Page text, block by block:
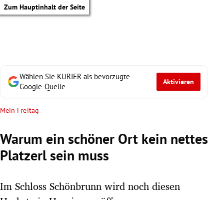
Zum Hauptinhalt der Seite
Wählen Sie KURIER als bevorzugte
Google-Quelle
Aktivieren
Mein Freitag
Warum ein schöner Ort kein nettes
Platzerl sein muss
Im Schloss Schönbrunn wird noch diesen